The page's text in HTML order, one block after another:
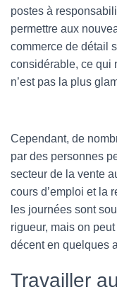
postes à
permettre aux
commerce de détail
considérable, ce qui
n’est pas la plus
Cependant, de
par des personnes
secteur de la vente
cours d’emploi et la
les journées sont
rigueur, mais on
décent en quelques
Travailler